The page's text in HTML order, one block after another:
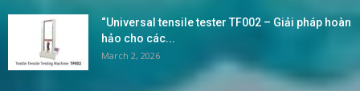
“Universal tensile tester TF002 – Giải pháp hoàn
hảo cho các...
March 2, 2026